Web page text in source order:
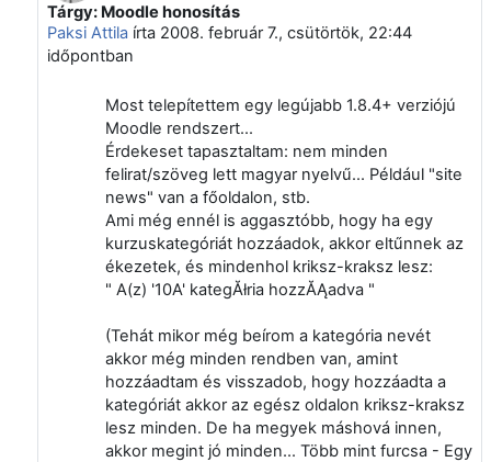
Válasz erre: Törölt felhasználó
Tárgy: Moodle honosítás
Paksi Attilaírta 2008. február 7., csütörtök, 22:44
időpontban
Most telepítettem egy legújabb 1.8.4+ verziójú
Moodle rendszert...
Érdekeset tapasztaltam: nem minden
felirat/szöveg lett magyar nyelvű... Például "site
news" van a főoldalon, stb.
Ami még ennél is aggasztóbb, hogy ha egy
kurzuskategóriát hozzáadok, akkor eltűnnek az
ékezetek, és mindenhol kriksz-kraksz lesz:
" A(z) '10A' kategĂłria hozzĂĄadva "
(Tehát mikor még beírom a kategória nevét
akkor még minden rendben van, amint
hozzáadtam és visszadob, hogy hozzáadta a
kategóriát akkor az egész oldalon kriksz-kraksz
lesz minden. De ha megyek máshová innen,
akkor megint jó minden... Több mint furcsa - Egy